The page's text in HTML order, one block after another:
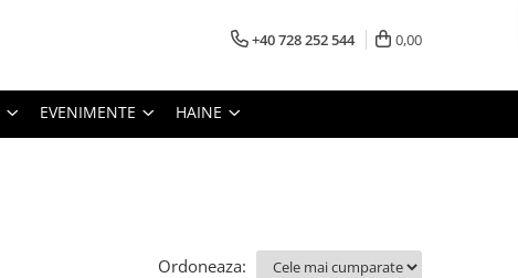
+40 728 252 544 0,00
EVENIMENTE HAINE
Ordoneaza: